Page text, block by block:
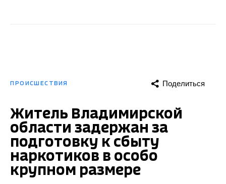
ПРОИСШЕСТВИЯ Поделиться
Житель Владимирской
области задержан за
подготовку к сбыту
наркотиков в особо
крупном размере